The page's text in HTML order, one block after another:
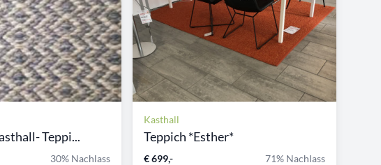
Teppi...
30% Nachlass
Kasthall
Teppich *Esther*
€ 699,- 71% Nachlass